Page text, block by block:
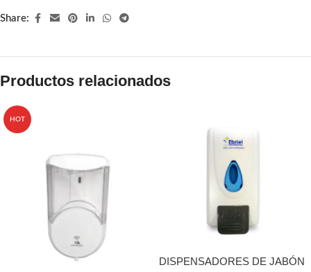
Share:
Productos relacionados
HOT
DISPENSADORES DE JABÓN